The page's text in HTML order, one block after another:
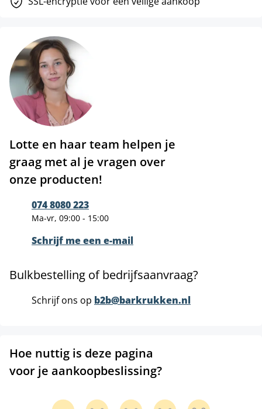
Lotte en haar team helpen je
graag met al je vragen over
onze producten!
074 8080 223
Ma-vr, 09:00 - 15:00
Schrijf me een e-mail
Bulkbestelling of bedrijfsaanvraag?
Schrijf ons op b2b@barkrukken.nl
Hoe nuttig is deze pagina
voor je aankoopbeslissing?